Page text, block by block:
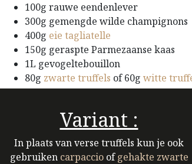
100g rauwe eendenlever
300g gemengde wilde champignons
400g eie tagliatelle
150g geraspte Parmezaanse kaas
1L gevogeltebouillon​
80g zwarte truffels of 60g witte
Variant :
In plaats van verse truffels kun je ook
gebruiken carpaccioofgehakte zwarte